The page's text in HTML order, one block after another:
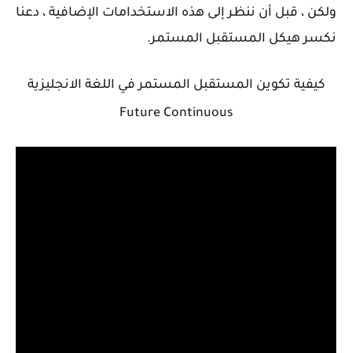
ولكن ، قبل أن ننظر إلى هذه الاستخدامات الإضافية ، دعنا
نكسر هيكل المستقبل المستمر.
كيفية تكوين المستقبل المستمر في اللغة الانجليزية
Future Continuous